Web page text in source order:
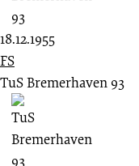
18.12.1955
FS
TuS Bremerhaven 93